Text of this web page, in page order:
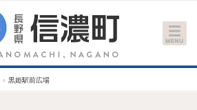
文字サイズ
縮小 標準 拡大
› 黒姫駅前広場